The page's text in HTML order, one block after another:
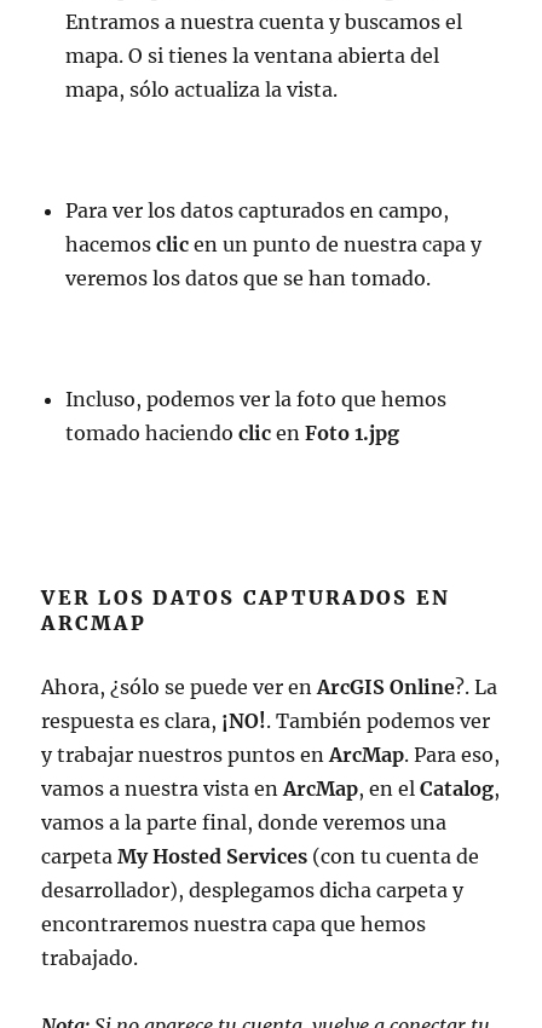
Entramos a nuestra cuenta y buscamos el
mapa. O si tienes la ventana abierta del
mapa, sólo actualiza la vista.
Para ver los datos capturados en campo,
hacemosclic en un punto de nuestra capa y
veremos los datos que se han tomado.
Incluso, podemos ver la foto que hemos
tomado haciendoclic enFoto 1.jpg
VER LOS DATOS CAPTURADOS EN
ARCMAP
Ahora, ¿sólo se puede ver enArcGIS Online?. La
respuesta es clara, ¡NO!. También podemos ver
y trabajar nuestros puntos enArcMap. Para eso,
vamos a nuestra vista enArcMap, en elCatalog,
vamos a la parte final, donde veremos una
carpetaMy Hosted Services (con tu cuenta de
desarrollador), desplegamos dicha carpeta y
encontraremos nuestra capa que hemos
trabajado.